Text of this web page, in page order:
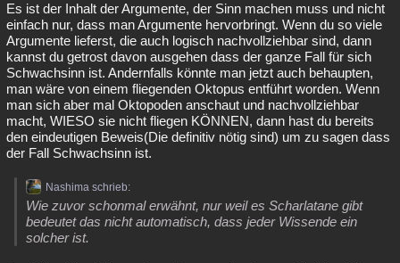
Es ist der Inhalt der Argumente, der Sinn machen muss und nicht
einfach nur, dass man Argumente hervorbringt. Wenn du so viele
Argumente lieferst, die auch logisch nachvollziehbar sind, dann
kannst du getrost davon ausgehen dass der ganze Fall für sich
Schwachsinn ist. Andernfalls könnte man jetzt auch behaupten,
man wäre von einem fliegenden Oktopus entführt worden. Wenn
man sich aber mal Oktopoden anschaut und nachvollziehbar
macht, WIESO sie nicht fliegen KÖNNEN, dann hast du bereits
den eindeutigen Beweis(Die definitiv nötig sind) um zu sagen dass
der Fall Schwachsinn ist.
Nashima schrieb:
Wie zuvor schonmal erwähnt, nur weil es Scharlatane gibt
bedeutet das nicht automatisch, dass jeder Wissende ein
solcher ist.